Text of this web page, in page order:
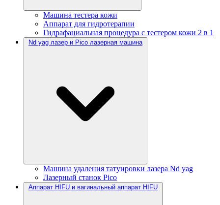
Машина тестера кожи
Аппарат для гидротерапии
Гидрафациальная процедура с тестером кожи 2 в 1
Nd yag лазер и Pico лазерная машина
Машина удаления татуировки лазера Nd yag
Лазерный станок Pico
Аппарат HIFU и вагинальный аппарат HIFU